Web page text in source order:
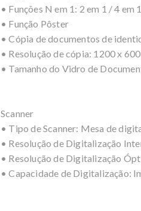
• Funções N em 1: 2 em 1 / 4 em 1
• Função Pôster
• Cópia de documentos de
• Resolução de cópia: 1200 x
• Tamanho do Vidro de
Scanner
• Tipo de Scanner: Mesa de
• Resolução de Digitalização
• Resolução de Digitalização
• Capacidade de Digitalização: